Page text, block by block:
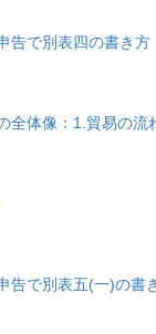
告で別表四の書き方
全体像：1.貿易の流
告で別表五(一)の書